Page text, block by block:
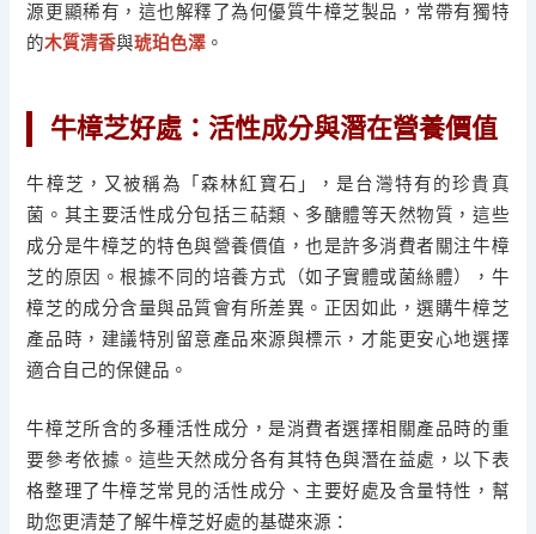
源更顯稀有，這也解釋了為何優質牛樟芝製品，常帶有獨特
的木質清香與琥珀色澤 。
牛樟芝好處：活性成分與潛在營養價值
牛樟芝，又被稱為「森林紅寶石」，是台灣特有的珍貴真
菌。其主要活性成分包括三萜類、多醣體等天然物質，這些
成分是牛樟芝的特色與營養價值，也是許多消費者關注牛樟
芝的原因。根據不同的培養方式（如子實體或菌絲體），牛
樟芝的成分含量與品質會有所差異。正因如此，選購牛樟芝
產品時，建議特別留意產品來源與標示，才能更安心地選擇
適合自己的保健品。
牛樟芝所含的多種活性成分，是消費者選擇相關產品時的重
要參考依據。這些天然成分各有其特色與潛在益處，以下表
格整理了牛樟芝常見的活性成分、主要好處及含量特性，幫
助您更清楚了解牛樟芝好處的基礎來源：